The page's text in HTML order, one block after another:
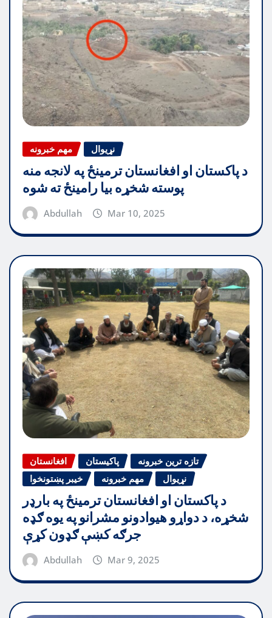
مهم خبرونه نړیوال
د پاکستان او افغانستان ترمینځ په لانجه منه
پوسته شخړه بیا رامینځ ته شوه
Abdullah Mar 10, 2025
افغانستان پاکیستان
تازه ترین خبرونه
خیبر پښتونخوا
مهم خبرونه نړیوال
د پاکستان او افغانستان ترمینځ په بارډر
شخړه، د دواړو هیوادونو مشرانو په یوه ګډه
جرګه کښې ګډون کړې
Abdullah Mar 9, 2025